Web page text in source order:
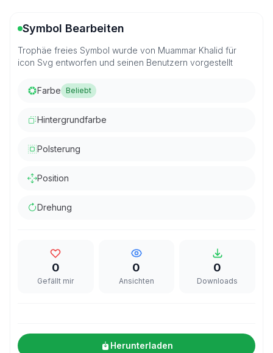
Symbol Bearbeiten
Trophäe freies Symbol wurde von Muammar Khalid für
icon Svg entworfen und seinen Benutzern vorgestellt
Farbe Beliebt
Hintergrundfarbe
Polsterung
Position
Drehung
0
Gefällt mir
0
Ansichten
0
Downloads
Herunterladen